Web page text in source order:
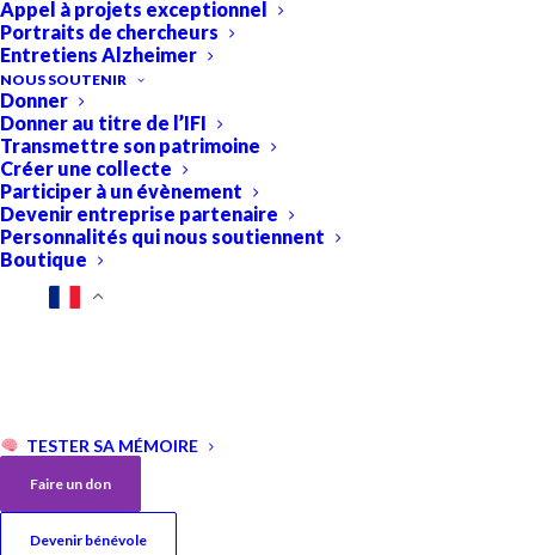
Appel à projets exceptionnel
Portraits de chercheurs
Entretiens Alzheimer
NOUS SOUTENIR
Donner
Donner au titre de l’IFI
Transmettre son patrimoine
Créer une collecte
Participer à un évènement
Devenir entreprise partenaire
Personnalités qui nous soutiennent
Boutique
TESTER SA MÉMOIRE
Faire un don
Devenir bénévole